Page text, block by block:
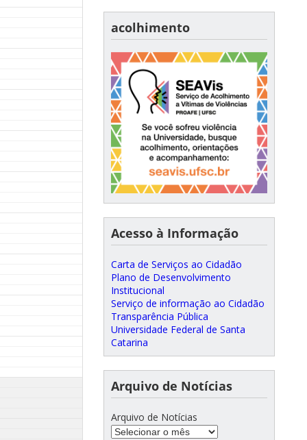
acolhimento
Acesso à Informação
Carta de Serviços ao Cidadão
Plano de Desenvolvimento
Institucional
Serviço de informação ao Cidadão
Transparência Pública
Universidade Federal de Santa
Catarina
Arquivo de Notícias
Arquivo de Notícias